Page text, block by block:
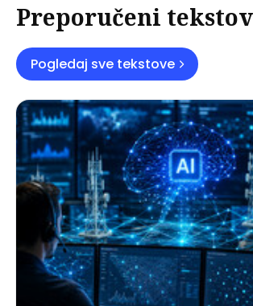
Preporučeni
Pogledaj sve tekstove